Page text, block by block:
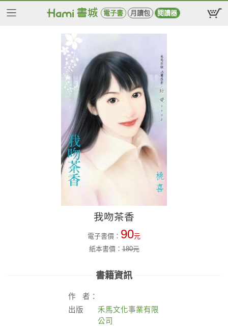
電子書 月讀包 閱讀器
我吻茶香
電子書價： 90元
紙本書價：180元
書籍資訊
作
者：
出版
禾馬文化事業有限
公司